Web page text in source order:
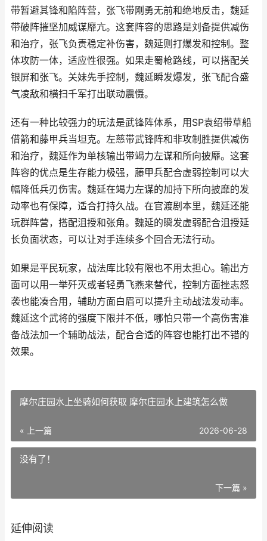
带暂避其锋和陷阵营，张飞带刚勇无前和绝地反击，魏延
带破阵摧坚加威谋靡亢。这套阵容的思路是刘备提供减伤
和治疗，张飞负责稳定补伤害，魏延则打爆发和控制。整
体攻防一体，适应性很强。如果走蜀枪路线，可以搭配关
银屏和张飞。关妹先手控制，魏延瞬发爆发，张飞配合盛
气凌敌和横扫千军打出联动震慑。
还有一种比较强力的玩法是武锋阵体系，用SP袁绍带草船
借箭和藤甲兵当坦克。左慈带武锋阵和非攻制胜提供减伤
和治疗，魏延作为单核输出带竭力左谋和所向披靡。这套
阵容的优点是生存能力极强，藤甲兵配合虚弱控制可以大
幅降低兵刃伤害。魏延在竭力左谋的加持下所向披靡的发
动率也有保障，适合打持久战。在官渡剧本里，魏延还能
玩群阵营，搭配沮授和张角。魏延的瞬发虚弱配合沮授延
长负面状态，可以让对手连续多个回合无法行动。
如果是平民玩家，战法库比较有限也不用太担心。输出方
面可以用一举歼灭或者轻勇飞燕来替代，控制方面挫志怒
袭也能凑合用，辅助方面白眉可以提升主动战法发动率。
魏延这个武将的强度下限并不低，哪怕只带一个高伤害准
备战法加一个辅助战法，配合合适的阵容也能打出不错的
效果。
摩尔庄园水上坐骑如何获取 摩尔庄园水上建筑怎么做
« 上一篇 2026-06-28
没有了！
下一篇 »
延伸阅读